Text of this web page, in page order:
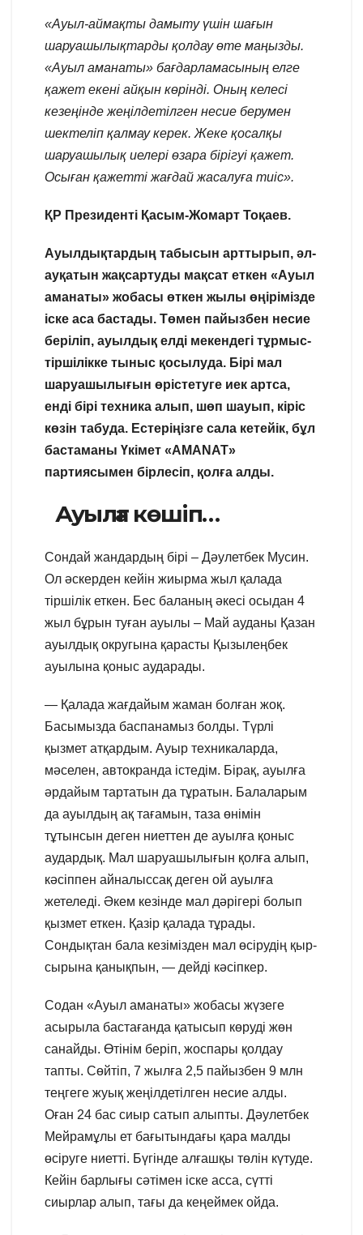
«Ауыл-аймақты дамыту үшін шағын
шаруашылықтарды қолдау өте маңызды.
«Ауыл аманаты» бағдарламасының елге
қажет екені айқын көрінді. Оның келесі
кезеңінде жеңілдетілген несие берумен
шектеліп қалмау керек. Жеке қосалқы
шаруашылық иелері өзара бірігуі қажет.
Осыған қажетті жағдай жасалуға тиіс».
ҚР Президенті Қасым-Жомарт Тоқаев.
Ауылдықтардың табысын арттырып, әл-
ауқатын жақсартуды мақсат еткен «Ауыл
аманаты» жобасы өткен жылы өңірімізде
іске аса бастады. Төмен пайызбен несие
беріліп, ауылдық елді мекендегі тұрмыс-
тіршілікке тыныс қосылуда. Бірі мал
шаруашылығын өрістетуге иек артса,
енді бірі техника алып, шөп шауып, кіріс
көзін табуда. Естеріңізге сала кетейік, бұл
бастаманы Үкімет «AMANAT»
партиясымен бірлесіп, қолға алды.
Ауылға көшіп…
Сондай жандардың бірі – Дәулетбек Мусин.
Ол әскерден кейін жиырма жыл қалада
тіршілік еткен. Бес баланың әкесі осыдан 4
жыл бұрын туған ауылы – Май ауданы Қазан
ауылдық округына қарасты Қызылеңбек
ауылына қоныс аударады.
— Қалада жағдайым жаман болған жоқ.
Басымызда баспанамыз болды. Түрлі
қызмет атқардым. Ауыр техникаларда,
мәселен, автокранда істедім. Бірақ, ауылға
әрдайым тартатын да тұратын. Балаларым
да ауылдың ақ тағамын, таза өнімін
тұтынсын деген ниеттен де ауылға қоныс
аудардық. Мал шаруашылығын қолға алып,
кәсіппен айналыссақ деген ой ауылға
жетеледі. Әкем кезінде мал дәрігері болып
қызмет еткен. Қазір қалада тұрады.
Сондықтан бала кезімізден мал өсірудің қыр-
сырына қанықпын, — дейді кәсіпкер.
Содан «Ауыл аманаты» жобасы жүзеге
асырыла бастағанда қатысып көруді жөн
санайды. Өтінім беріп, жоспары қолдау
тапты. Сөйтіп, 7 жылға 2,5 пайызбен 9 млн
теңгеге жуық жеңілдетілген несие алды.
Оған 24 бас сиыр сатып алыпты. Дәулетбек
Мейрамұлы ет бағытындағы қара малды
өсіруге ниетті. Бүгінде алғашқы төлін күтуде.
Кейін барлығы сәтімен іске асса, сүтті
сиырлар алып, тағы да кеңеймек ойда.